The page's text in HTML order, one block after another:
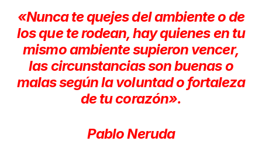
«Nunca te quejes del ambiente o de
los que te rodean, hay quienes en tu
mismo ambiente supieron vencer,
las circunstancias son buenas o
malas según la voluntad o fortaleza
de tu corazón».
Pablo Neruda